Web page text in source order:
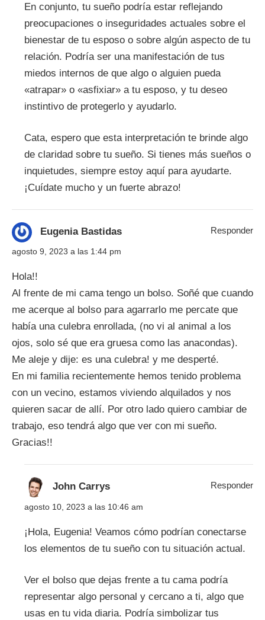
En conjunto, tu sueño podría estar reflejando
preocupaciones o inseguridades actuales sobre el
bienestar de tu esposo o sobre algún aspecto de tu
relación. Podría ser una manifestación de tus
miedos internos de que algo o alguien pueda
«atrapar» o «asfixiar» a tu esposo, y tu deseo
instintivo de protegerlo y ayudarlo.
Cata, espero que esta interpretación te brinde algo
de claridad sobre tu sueño. Si tienes más sueños o
inquietudes, siempre estoy aquí para ayudarte.
¡Cuídate mucho y un fuerte abrazo!
Eugenia Bastidas
agosto 9, 2023 a las 1:44 pm
Hola!!
Al frente de mi cama tengo un bolso. Soñé que cuando
me acerque al bolso para agarrarlo me percate que
había una culebra enrollada, (no vi al animal a los
ojos, solo sé que era gruesa como las anacondas).
Me aleje y dije: es una culebra! y me desperté.
En mi familia recientemente hemos tenido problema
con un vecino, estamos viviendo alquilados y nos
quieren sacar de allí. Por otro lado quiero cambiar de
trabajo, eso tendrá algo que ver con mi sueño.
Gracias!!
Responder
John Carrys
agosto 10, 2023 a las 10:46 am
¡Hola, Eugenia! Veamos cómo podrían conectarse
los elementos de tu sueño con tu situación actual.
Ver el bolso que dejas frente a tu cama podría
representar algo personal y cercano a ti, algo que
usas en tu vida diaria. Podría simbolizar tus
Responder